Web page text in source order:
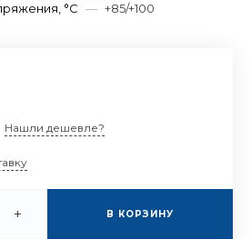
°C — +85/+100
Нашли дешевле?
+ В КОРЗИНУ